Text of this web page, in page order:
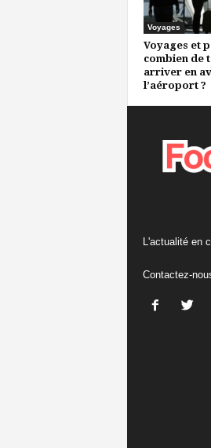
Voyages
Voyages et
combien de
arriver en
l’aéroport ?
L'actualité en
Contactez-